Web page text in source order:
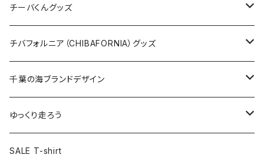
クリアファイル
Tシャツ
キャップ
トートバッグ
ランチバッグ
ステッカー
缶バッジ
キーホルダー
クリアファイル
バッグ
ステッカー
缶バッジ
キーホルダー
クリアファイル
ステッカー
ステッカー大
缶バッジ
缶バッジ32mm
缶バッジ54mm
エコバッグ
JAGUARさんコラボグッズ
Tシャツ
ステッカー
サコッシュ
ホテルキーホルダー
Tシャツ
ステッカー
缶バッジ
クリアファイル
マスク
チーバくんグッズ
Tシャツ
キャップ
エコバッグ
ステッカー
チバフォルニア（CHIBAFORNIA）グッズ
Tシャツ
キャップ
ステッカー
千葉の海ブランドデザイン
Tシャツ
キャップ
ゆっくり走ろう
Tシャツ
SALE T-shirt